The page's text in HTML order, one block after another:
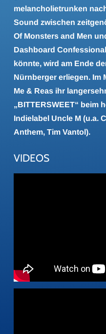
melancholietrunken
Sound zwischen
Of Monsters and Men
Dashboard
könnte, wird am Ende
Nürnberger erliegen. Im
Me & Reas ihr
„BITTERSWEET“ beim
Indielabel Uncle M (u.a.
Anthem, Tim Vantol).
VIDEOS